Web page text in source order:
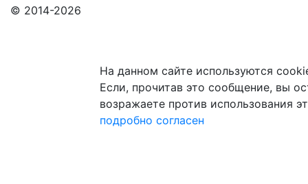
© 2014-2026
На данном сайте используются
Если, прочитав это сообщение, вы
возражаете против использования
подробно согласен